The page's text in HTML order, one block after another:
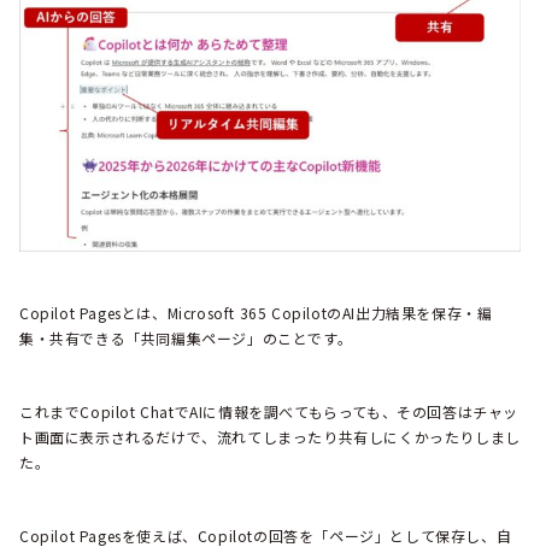
Copilot Pagesとは、Microsoft 365 CopilotのAI出力結果を保存・編
集・共有できる「共同編集ページ」のことです。
これまでCopilot ChatでAIに情報を調べてもらっても、その回答はチャッ
ト画面に表示されるだけで、流れてしまったり共有しにくかったりしまし
た。
Copilot Pagesを使えば、Copilotの回答を「ページ」として保存し、自